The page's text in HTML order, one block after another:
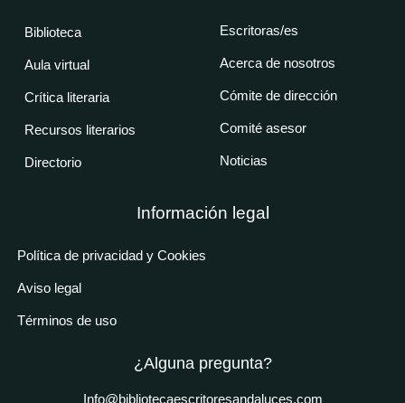
Biblioteca
Aula virtual
Crítica literaria
Recursos literarios
Directorio
Escritoras/es
Acerca de nosotros
Cómite de dirección
Comité asesor
Noticias
Información legal
Política de privacidad y Cookies
Aviso legal
Términos de uso
¿Alguna pregunta?
Info@bibliotecaescritoresandaluces.com